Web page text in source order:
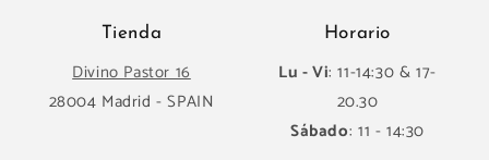
Tienda
Divino Pastor 16
28004 Madrid - SPAIN
Horario
Lu - Vi: 11-14:30 & 17-
20.30
Sábado: 11 - 14:30